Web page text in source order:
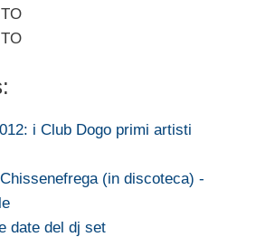
i Club Dogo primi artisti
(in discoteca) -
date del dj set